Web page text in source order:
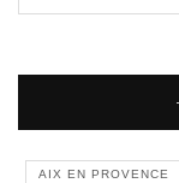
AIX EN PROVENCE